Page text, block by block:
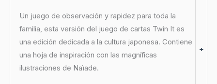
+
Un juego de observación y rapidez para toda la
familia, esta versión del juego de cartas Twin It es
una edición dedicada a la cultura japonesa. Contiene
una hoja de inspiración con las magníficas
ilustraciones de Naïade.